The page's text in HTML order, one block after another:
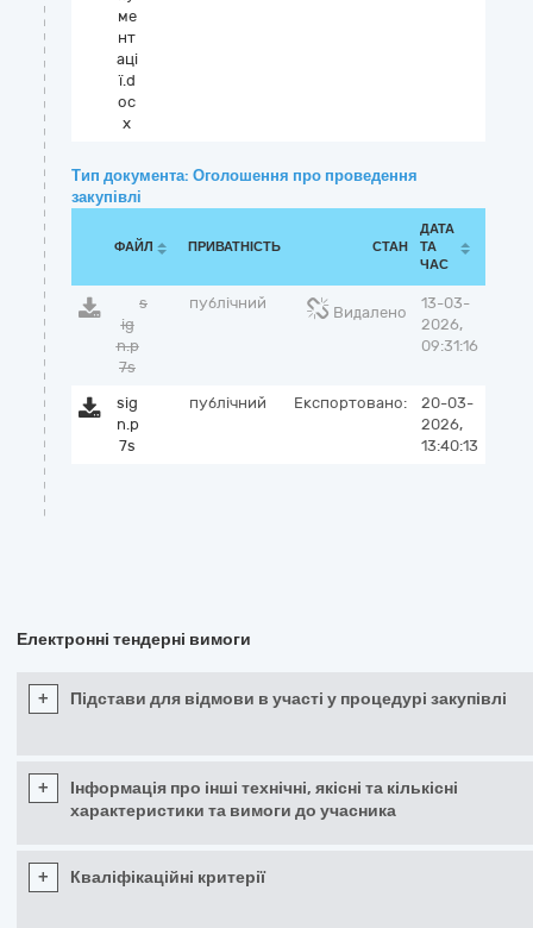
ме
нт
аці
ї.d
oc
x
Тип документа: Оголошення про проведення
закупівлі
ФАЙЛ ПРИВАТНІСТЬ СТАН
ДАТА
ТА
ЧАС
s
ig
n.p
7s
публічний
Видалено
13-03-
2026,
09:31:16
sig
n.p
7s
публічний Експортовано:
20-03-
2026,
13:40:13
Електронні тендерні вимоги
+ Підстави для відмови в участі у процедурі закупівлі
+
Інформація про інші технічні, якісні та кількісні
характеристики та вимоги до учасника
+ Кваліфікаційні критерії